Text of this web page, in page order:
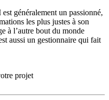
matériel informatique et les
extérieure (Enseigne),
000 € est mise à disposition
comptabilité est simplifiée, ce
et des déclarations de
généralement un passionné,
les plus justes à son
à l’autre bout du monde
aussi un gestionnaire qui fait
projet